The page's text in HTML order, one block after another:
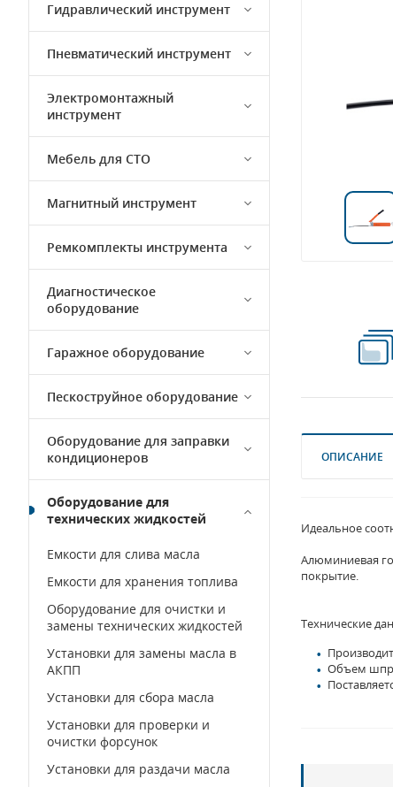
Гидравлический инструмент
Пневматический инструмент
Электромонтажный
инструмент
Мебель для СТО
Магнитный инструмент
Ремкомплекты инструмента
Диагностическое
оборудование
Гаражное оборудование
Пескоструйное оборудование
Оборудование для заправки
кондиционеров
Оборудование для
технических жидкостей
Емкости для слива масла
Емкости для хранения топлива
Оборудование для очистки и
замены технических жидкостей
Установки для замены масла в
АКПП
Установки для сбора масла
Установки для проверки и
очистки форсунок
Установки для раздачи масла
ОПИСАНИЕ
Идеальное
Алюминиевая
покрытие.
Технические
Объем